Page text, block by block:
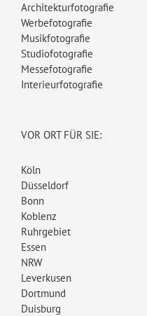
Architekturfotografie
Werbefotografie
Musikfotografie
Studiofotografie
Messefotografie
Interieurfotografie
VOR ORT FÜR SIE:
Köln
Düsseldorf
Bonn
Koblenz
Ruhrgebiet
Essen
NRW
Leverkusen
Dortmund
Duisburg